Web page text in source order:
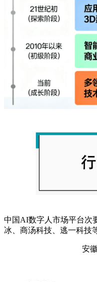
中国AI数字人市场平台次
冰、商汤科技、逃一科技
安